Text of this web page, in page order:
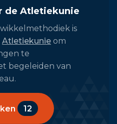
de Atletiekunie
is
Atletiekunie om
te
begeleiden van
12